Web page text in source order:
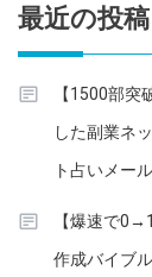
最近の投稿
【1500部
した副業ネ
ト占いメー
【爆速で
作成バイブ